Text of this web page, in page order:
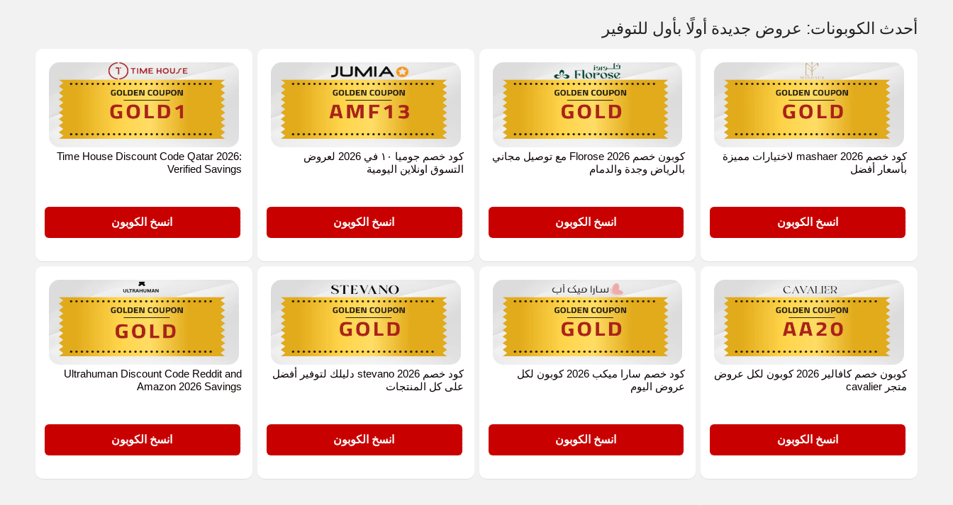
أحدث الكوبونات: عروض جديدة أولًا بأول للتوفير
كود خصم mashaer 2026 لاختيارات مميزة
بأسعار أفضل
انسخ الكوبون
كوبون خصم Florose 2026 مع توصيل مجاني
بالرياض وجدة والدمام
انسخ الكوبون
كود خصم جوميا ١٠ في 2026 لعروض
التسوق اونلاين اليومية
انسخ الكوبون
Time House Discount Code Qatar 2026:
Verified Savings
انسخ الكوبون
كوبون خصم كافالير 2026 كوبون لكل عروض
متجر cavalier
انسخ الكوبون
كود خصم سارا ميكب 2026 كوبون لكل
عروض اليوم
انسخ الكوبون
كود خصم stevano 2026 دليلك لتوفير أفضل
على كل المنتجات
انسخ الكوبون
Ultrahuman Discount Code Reddit and
Amazon 2026 Savings
انسخ الكوبون